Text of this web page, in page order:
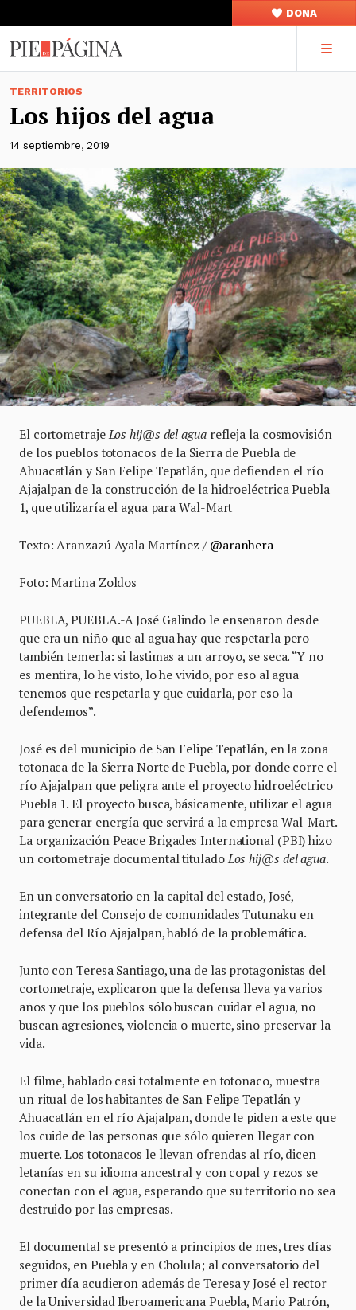
DONA
TERRITORIOS
Los hijos del agua
14 septiembre, 2019
El cortometraje Los hij@s del aguarefleja la cosmovisión
de los pueblos totonacos de la Sierra de Puebla de
Ahuacatlán y San Felipe Tepatlán, que defienden el río
Ajajalpan de la construcción de la hidroeléctrica Puebla
1, que utilizaría el agua para Wal-Mart
Texto: Aranzazú Ayala Martínez / @aranhera
Foto: Martina Zoldos
PUEBLA, PUEBLA.-A José Galindo le enseñaron desde
que era un niño que al agua hay que respetarla pero
también temerla: si lastimas a un arroyo, se seca. “Y no
es mentira, lo he visto, lo he vivido, por eso al agua
tenemos que respetarla y que cuidarla, por eso la
defendemos”.
José es del municipio de San Felipe Tepatlán, en la zona
totonaca de la Sierra Norte de Puebla, por donde corre el
río Ajajalpan que peligra ante el proyecto hidroeléctrico
Puebla 1. El proyecto busca, básicamente, utilizar el agua
para generar energía que servirá a la empresa Wal-Mart.
La organización Peace Brigades International (PBI) hizo
un cortometraje documental titulado Los hij@s del agua.
En un conversatorio en la capital del estado, José,
integrante del Consejo de comunidades Tutunaku en
defensa del Río Ajajalpan, habló de la problemática.
Junto con Teresa Santiago, una de las protagonistas del
cortometraje, explicaron que la defensa lleva ya varios
años y que los pueblos sólo buscan cuidar el agua, no
buscan agresiones, violencia o muerte, sino preservar la
vida.
El filme, hablado casi totalmente en totonaco, muestra
un ritual de los habitantes de San Felipe Tepatlán y
Ahuacatlán en el río Ajajalpan, donde le piden a este que
los cuide de las personas que sólo quieren llegar con
muerte. Los totonacos le llevan ofrendas al río, dicen
letanías en su idioma ancestral y con copal y rezos se
conectan con el agua, esperando que su territorio no sea
destruido por las empresas.
El documental se presentó a principios de mes, tres días
seguidos, en Puebla y en Cholula; al conversatorio del
primer día acudieron además de Teresa y José el rector
de la Universidad Iberoamericana Puebla, Mario Patrón,